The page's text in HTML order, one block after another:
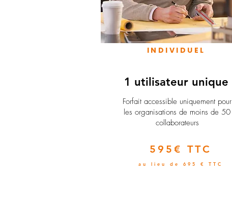
INDIVIDUEL
1 utilisateur unique
​Forfait accessible uniquement pour
les organisations de moins de 50
collaborateurs
595€ TTC
au lieu de 695 € TTC